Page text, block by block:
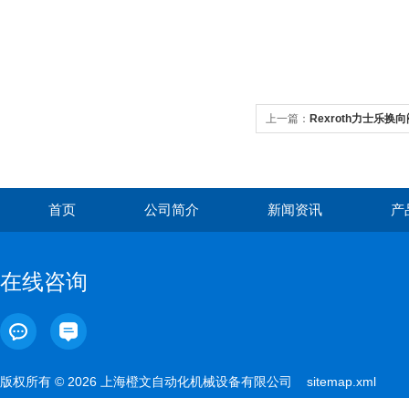
上一篇： Rexroth力士乐换向
首页 公司简介 新闻资讯 产
在线咨询
版权所有 © 2026 上海橙文自动化机械设备有限公司 sitemap.xml